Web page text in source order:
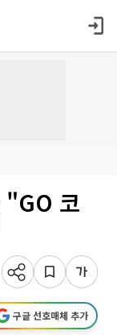
"GO 코
구글 선호매체 추가